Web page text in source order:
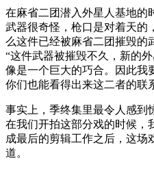
在麻省二团潜入外星人基地的
武器很奇怪，枪口是对着天的
么这件已经被麻省二团摧毁的
“这件武器被摧毁不久，新的
像是一个巨大的巧合。因此我
你们也能看得出来这二者的联
事实上，季终集里最令人感到
在我们开拍这部分戏的时候，
成最后的剪辑工作之后，这场
道。